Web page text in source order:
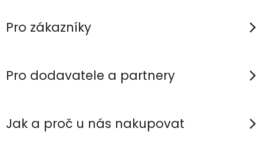
pPro zákazníky
Pro dodavatele a partnery
Jak a proč u nás nakupovat